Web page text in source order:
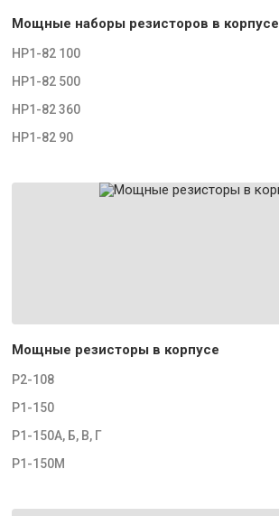
Мощные наборы резисторов в корпусе
НР1-82 100
НР1-82 500
НР1-82 360
НР1-82 90
Мощные резисторы в корпусе
Р2-108
Р1-150
Р1-150А, Б, В, Г
Р1-150М